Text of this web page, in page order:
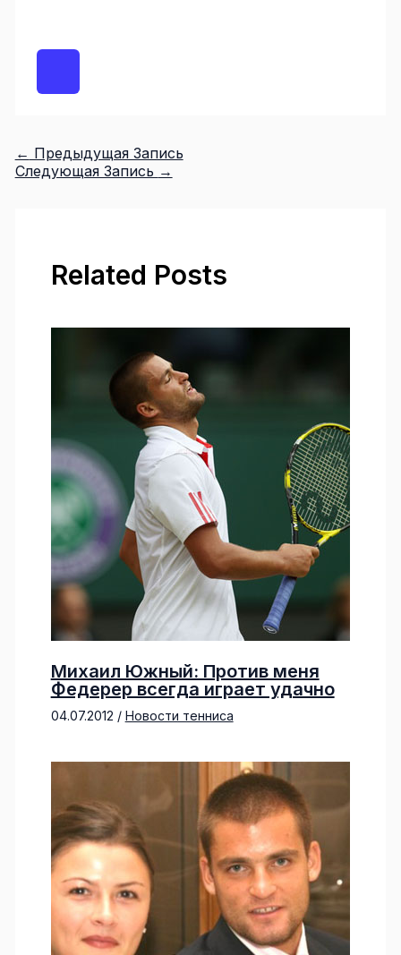
← Предыдущая Запись
Следующая Запись →
Related Posts
Михаил Южный: Против меня
Федерер всегда играет удачно
04.07.2012 / Новости тенниса